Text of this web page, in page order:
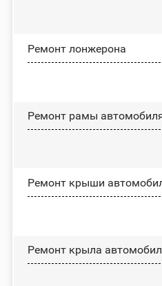
Ремонт лонжерона
Ремонт рамы
Ремонт крыши
Ремонт крыла